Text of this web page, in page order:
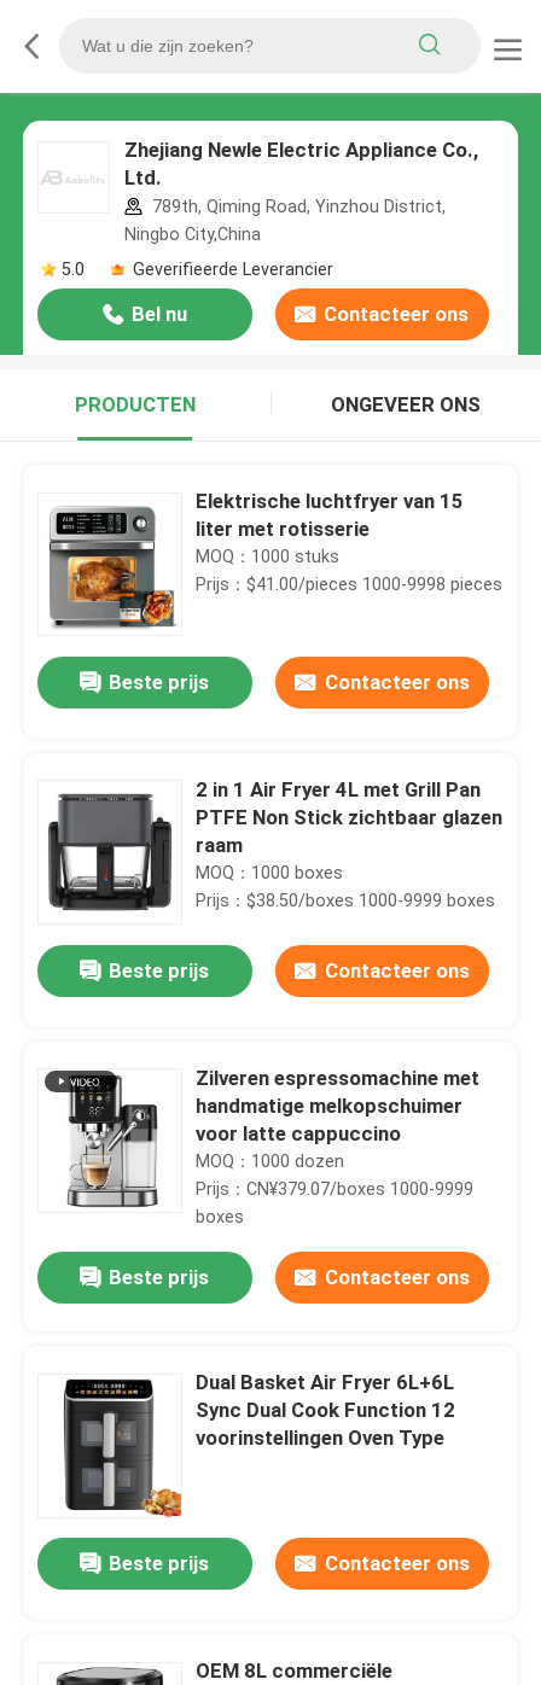
Zhejiang Newle Electric Appliance Co.,
Ltd.
789th, Qiming Road, Yinzhou District,
Ningbo City,China
5.0
Geverifieerde Leverancier
Bel nu Contacteer ons
PRODUCTEN ONGEVEER ONS
Elektrische luchtfryer van 15
liter met rotisserie
MOQ：1000 stuks
Prijs：$41.00/pieces 1000-9998 pieces
Beste prijs Contacteer ons
2 in 1 Air Fryer 4L met Grill Pan
PTFE Non Stick zichtbaar glazen
raam
MOQ：1000 boxes
Prijs：$38.50/boxes 1000-9999 boxes
Beste prijs Contacteer ons
Zilveren espressomachine met
handmatige melkopschuimer
voor latte cappuccino
MOQ：1000 dozen
Prijs：CN¥379.07/boxes 1000-9999
boxes
Beste prijs Contacteer ons
Dual Basket Air Fryer 6L+6L
Sync Dual Cook Function 12
voorinstellingen Oven Type
Beste prijs Contacteer ons
OEM 8L commerciële